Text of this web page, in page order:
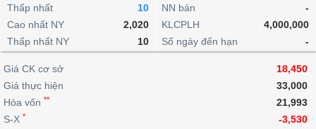
lỗ
dịch
nội
Niên
giám
Định
giá
ngoài
doanh
dịch
Chứng
quyền
quan
Thống
Thống
giao
dịch
Tin
tức
Phân
tích
kỹ
thuật
trực
tuyến
Vĩ
mô
lai
Chứng
quyền
Trái
phiếu
IR
Awards
tạo
Thấp nhất
10
Cao nhất NY
2,020
Thấp nhất NY
10
NN bán
-
KLCPLH
4,000,000
Số ngày đến hạn
-
Giá CK cơ sở
18,450
Giá thực hiện
33,000
Hòa vốn **
21,993
S-X *
-3,530
BẤT
ĐỘNG
SẢN
TÀI
CHÍNH